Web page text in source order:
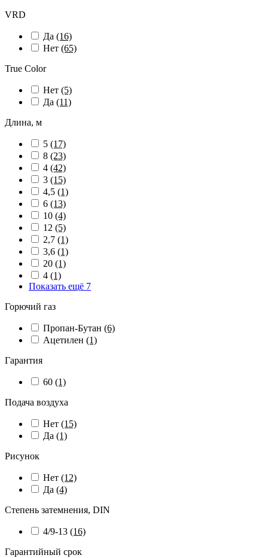
VRD
Да (16)
Нет (65)
True Color
Нет (5)
Да (11)
Длина, м
5 (17)
8 (23)
4 (42)
3 (15)
4,5 (1)
6 (13)
10 (4)
12 (5)
2,7 (1)
3,6 (1)
20 (1)
4 (1)
Показать ещё 7
Горючий газ
Пропан-Бутан (6)
Ацетилен (1)
Гарантия
60 (1)
Подача воздуха
Нет (15)
Да (1)
Рисунок
Нет (12)
Да (4)
Степень затемнения, DIN
4/9-13 (16)
Гарантийный срок